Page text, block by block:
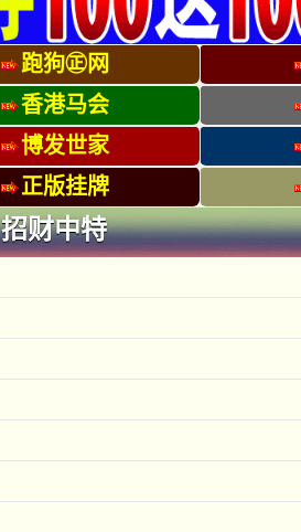
跑狗㊣网
香港马会
博发世家
正版挂牌
招财中特